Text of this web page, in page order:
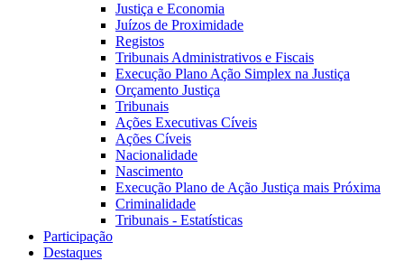
Justiça e Economia
Juízos de Proximidade
Registos
Tribunais Administrativos e Fiscais
Execução Plano Ação Simplex na Justiça
Orçamento Justiça
Tribunais
Ações Executivas Cíveis
Ações Cíveis
Nacionalidade
Nascimento
Execução Plano de Ação Justiça mais Próxima
Criminalidade
Tribunais - Estatísticas
Participação
Destaques